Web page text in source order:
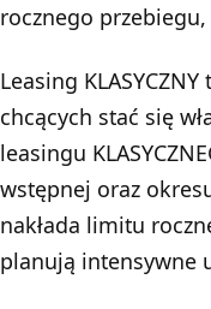
rocznego
Leasing KLASYCZNY
chcących stać się
leasingu
wstępnej oraz
nakłada limitu
planują intensywne